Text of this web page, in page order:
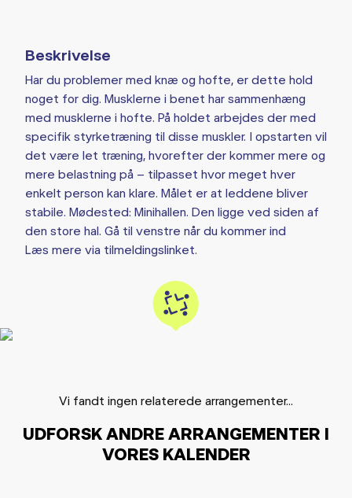
Beskrivelse
Har du problemer med knæ og hofte, er dette hold
noget for dig. Musklerne i benet har sammenhæng
med musklerne i hofte. På holdet arbejdes der med
specifik styrketræning til disse muskler. I opstarten vil
det være let træning, hvorefter der kommer mere og
mere belastning på – tilpasset hvor meget hver
enkelt person kan klare. Målet er at leddene bliver
stabile. Mødested: Minihallen. Den ligge ved siden af
den store hal. Gå til venstre når du kommer ind
Læs mere via tilmeldingslinket.
Vi fandt ingen relaterede arrangementer...
UDFORSK ANDRE ARRANGEMENTER I
VORES KALENDER